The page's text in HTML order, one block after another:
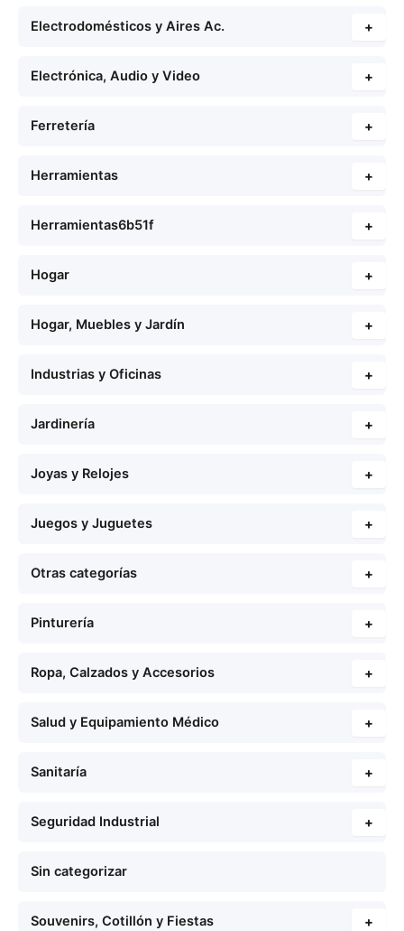
Electrodomésticos y Aires Ac. +
Electrónica, Audio y Video +
Ferretería +
Herramientas +
Herramientas6b51f +
Hogar +
Hogar, Muebles y Jardín +
Industrias y Oficinas +
Jardinería +
Joyas y Relojes +
Juegos y Juguetes +
Otras categorías +
Pinturería +
Ropa, Calzados y Accesorios +
Salud y Equipamiento Médico +
Sanitaría +
Seguridad Industrial +
Sin categorizar
Souvenirs, Cotillón y Fiestas +